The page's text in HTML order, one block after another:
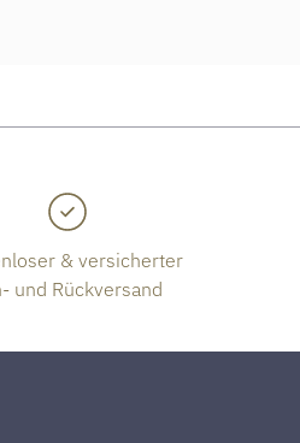
& versicherter
und Rückversand